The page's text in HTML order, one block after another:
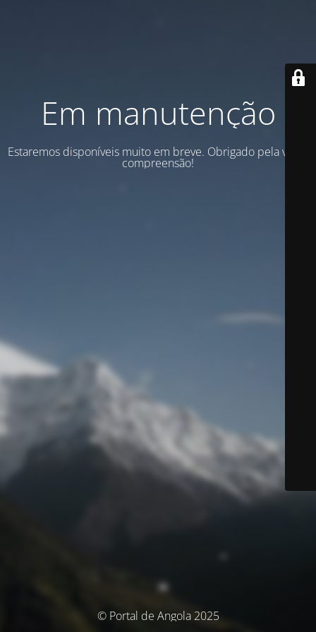
Em manutenção
Estaremos disponíveis muito em breve. Obrigado pela vossa
compreensão!
© Portal de Angola 2025